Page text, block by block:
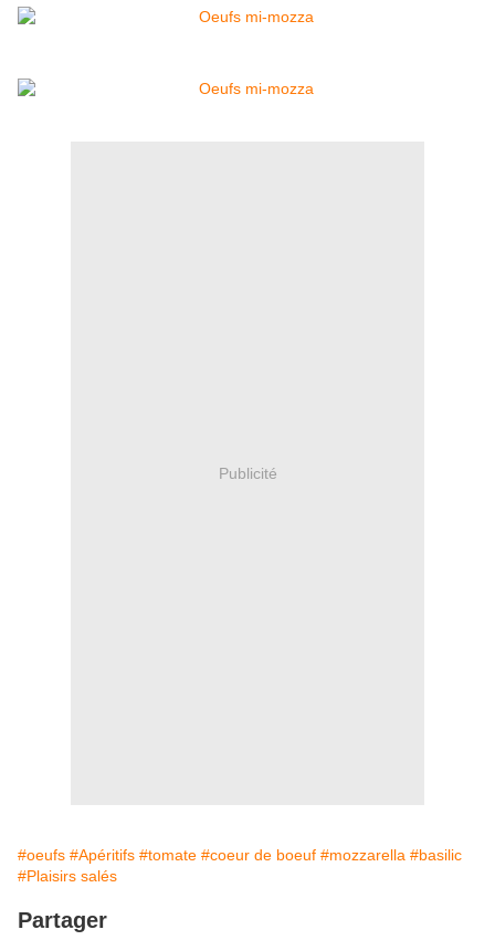
Publicité
#oeufs #Apéritifs #tomate #coeur de boeuf #mozzarella #basilic
#Plaisirs salés
Partager